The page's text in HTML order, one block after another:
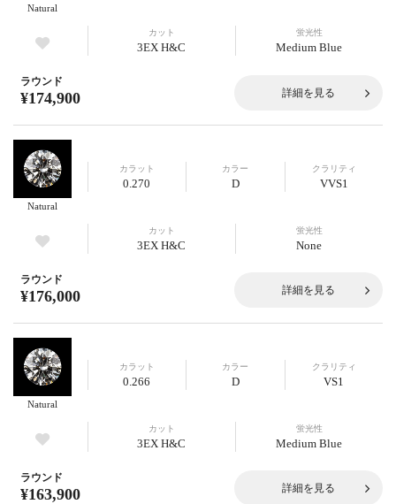
Natural
カット
3EX H&C
蛍光性
Medium Blue
ラウンド
¥174,900 詳細を見る
Natural
カラット
0.270
カラー
D
クラリティ
VVS1
カット
3EX H&C
蛍光性
None
ラウンド
¥176,000 詳細を見る
Natural
カラット
0.266
カラー
D
クラリティ
VS1
カット
3EX H&C
蛍光性
Medium Blue
ラウンド
¥163,900 詳細を見る